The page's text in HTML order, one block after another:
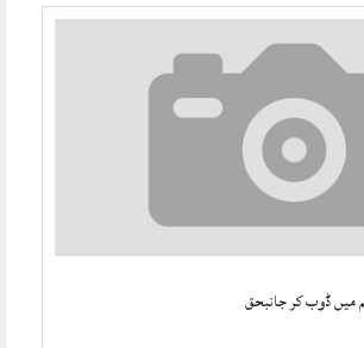
میں ڈوب کر جانبحق